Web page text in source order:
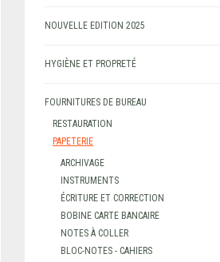
NOUVELLE EDITION 2025
HYGIÈNE ET PROPRETÉ
FOURNITURES DE BUREAU
RESTAURATION
PAPETERIE
ARCHIVAGE
INSTRUMENTS
ÉCRITURE ET CORRECTION
BOBINE CARTE BANCAIRE
NOTES À COLLER
BLOC-NOTES - CAHIERS